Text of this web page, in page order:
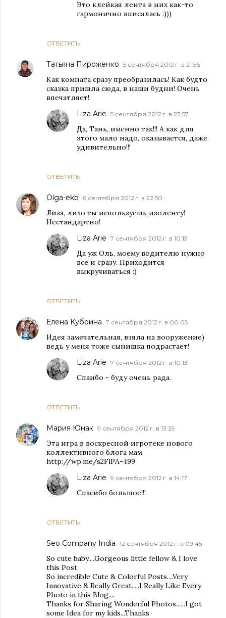
ОТВЕТИТЬ
Это клейкая лента в них как-то
гармонично вписалась :)))
Татьяна Пироженко 5 сентября 2012 г. в 21:56
Как комната сразу преобразилась! Как будто
сказка пришла сюда, в наши будни! Очень
впечатляет!
ОТВЕТИТЬ
Liza Arie 5 сентября 2012 г. в 23:57
Да, Тань, именно так!!! А как для
этого мало надо, оказывается, даже
удивительно!!!
Olga-ekb 6 сентября 2012 г. в 22:50
Лиза, лихо ты используешь изоленту!
Нестандартно!
ОТВЕТИТЬ
Liza Arie 7 сентября 2012 г. в 10:13
Да уж Оль, моему водителю нужно
все и сразу. Приходится
выкручиваться :)
Елена Кубрина 7 сентября 2012 г. в 00:05
Идея замечательная, взяла на вооружение)
ведь у меня тоже сынишка подрастает!
ОТВЕТИТЬ
Liza Arie 7 сентября 2012 г. в 10:13
Спаибо - буду очень рада.
Мария Юнак 9 сентября 2012 г. в 13:35
Эта игра в воскресной игротеке нового
коллективного блога мам
http://wp.me/s2FlPA-499
ОТВЕТИТЬ
Liza Arie 9 сентября 2012 г. в 14:17
Спасибо большое!!!
Seo Company India 12 сентября 2012 г. в 09:45
So cute baby....Gorgeous little fellow & I love
this Post
So incredible Cute & Colorful Posts....Very
Innovative & Really Great.....I Really Like Every
Photo in this Blog....
Thanks for Sharing Wonderful Photos......I got
some Idea for my kids...Thanks